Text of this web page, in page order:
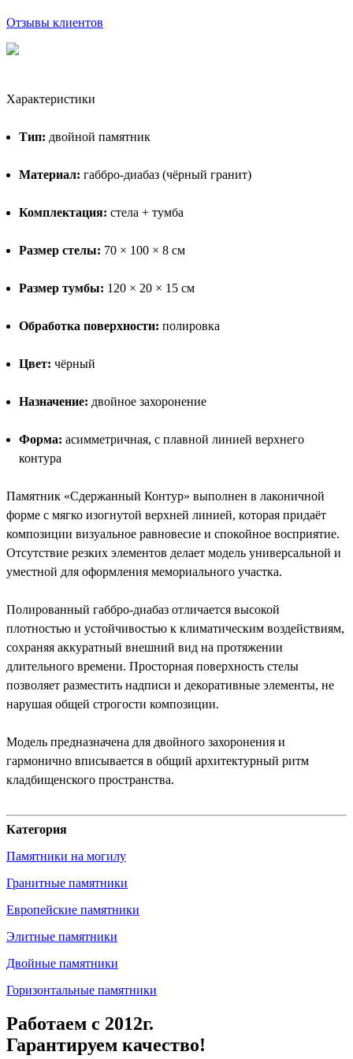
Отзывы клиентов
Характеристики
Тип: двойной памятник
Материал: габбро-диабаз (чёрный гранит)
Комплектация: стела + тумба
Размер стелы: 70 × 100 × 8 см
Размер тумбы: 120 × 20 × 15 см
Обработка поверхности: полировка
Цвет: чёрный
Назначение: двойное захоронение
Форма: асимметричная, с плавной линией верхнего
контура
Памятник «Сдержанный Контур» выполнен в лаконичной
форме с мягко изогнутой верхней линией, которая придаёт
композиции визуальное равновесие и спокойное восприятие.
Отсутствие резких элементов делает модель универсальной и
уместной для оформления мемориального участка.
Полированный габбро-диабаз отличается высокой
плотностью и устойчивостью к климатическим воздействиям,
сохраняя аккуратный внешний вид на протяжении
длительного времени. Просторная поверхность стелы
позволяет разместить надписи и декоративные элементы, не
нарушая общей строгости композиции.
Модель предназначена для двойного захоронения и
гармонично вписывается в общий архитектурный ритм
кладбищенского пространства.
Категория
Памятники на могилу
Гранитные памятники
Европейские памятники
Элитные памятники
Двойные памятники
Горизонтальные памятники
Работаем с 2012г.
Гарантируем качество!